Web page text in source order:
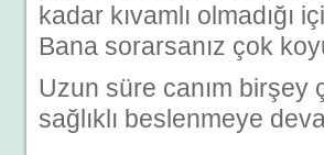
kadar kıvamlı olmadığı
Bana sorarsanız çok
Uzun süre canım birşey
sağlıklı beslenmeye